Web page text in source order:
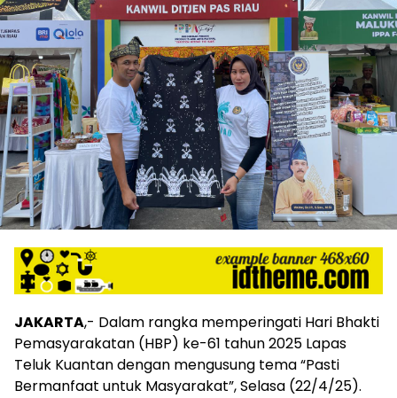
JAKARTA,- Dalam rangka memperingati Hari Bhakti
Pemasyarakatan (HBP) ke-61 tahun 2025 Lapas
Teluk Kuantan dengan mengusung tema “Pasti
Bermanfaat untuk Masyarakat”, Selasa (22/4/25).